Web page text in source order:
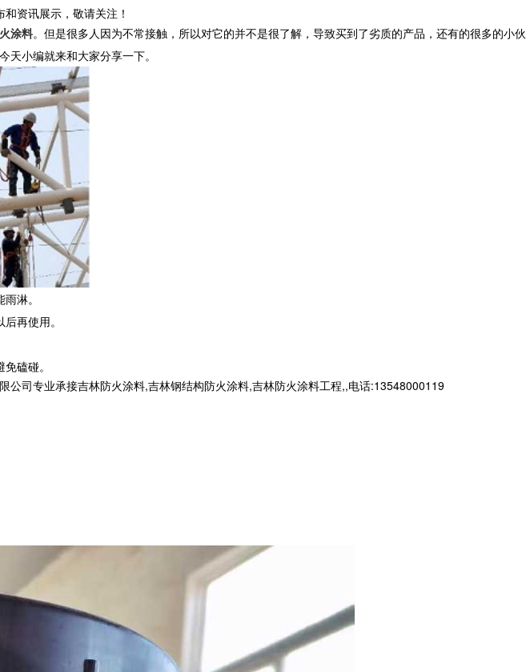
资讯展示，敬请关注！
涂料。但是很多人因为不常接触，所以对它的并不是很了解，导致买到了劣质的产品，还有的很多的小伙
小编就来和大家分享一下。
淋。
再使用。
磕碰。
司专业承接吉林防火涂料,吉林钢结构防火涂料,吉林防火涂料工程,,电话:13548000119